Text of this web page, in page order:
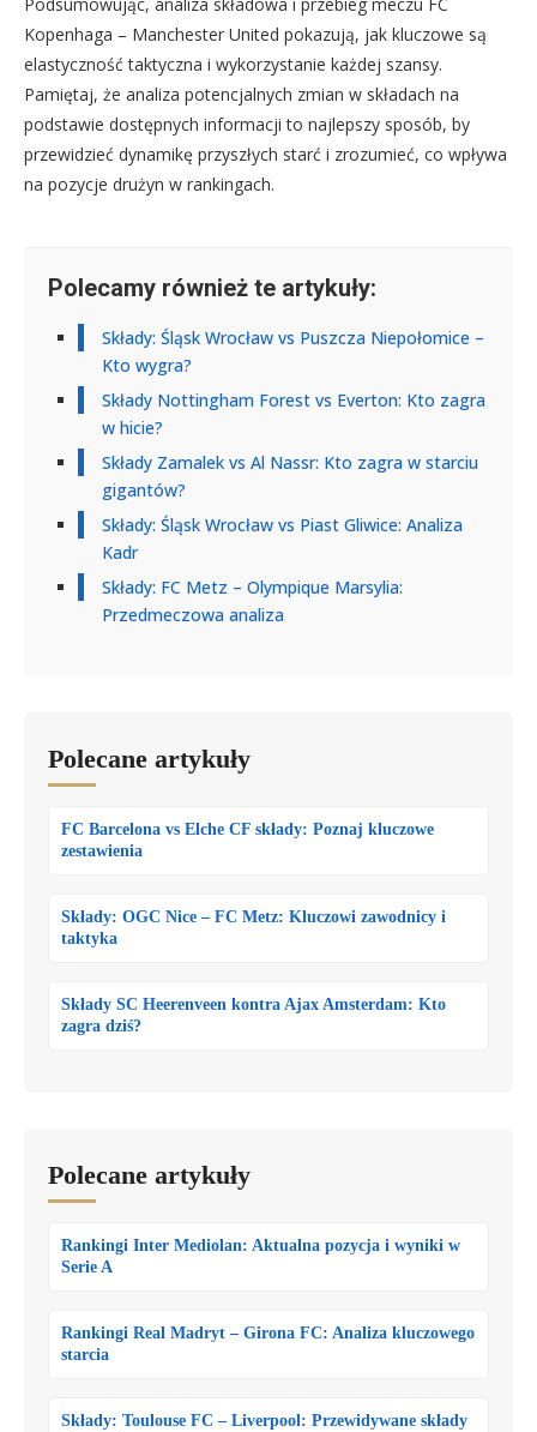
Kopenhaga – Manchester United pokazują, jak kluczowe są
elastyczność taktyczna i wykorzystanie każdej szansy.
Pamiętaj, że analiza potencjalnych zmian w składach na
podstawie dostępnych informacji to najlepszy sposób, by
przewidzieć dynamikę przyszłych starć i zrozumieć, co wpływa
na pozycje drużyn w rankingach.
Polecamy również te artykuły:
Składy: Śląsk Wrocław vs Puszcza Niepołomice –
Kto wygra?
Składy Nottingham Forest vs Everton: Kto zagra
w hicie?
Składy Zamalek vs Al Nassr: Kto zagra w starciu
gigantów?
Składy: Śląsk Wrocław vs Piast Gliwice: Analiza
Kadr
Składy: FC Metz – Olympique Marsylia:
Przedmeczowa analiza
Polecane artykuły
FC Barcelona vs Elche CF składy: Poznaj kluczowe
zestawienia
Składy: OGC Nice – FC Metz: Kluczowi zawodnicy i
taktyka
Składy SC Heerenveen kontra Ajax Amsterdam: Kto
zagra dziś?
Polecane artykuły
Rankingi Inter Mediolan: Aktualna pozycja i wyniki w
Serie A
Rankingi Real Madryt – Girona FC: Analiza kluczowego
starcia
Składy: Toulouse FC – Liverpool: Przewidywane składy